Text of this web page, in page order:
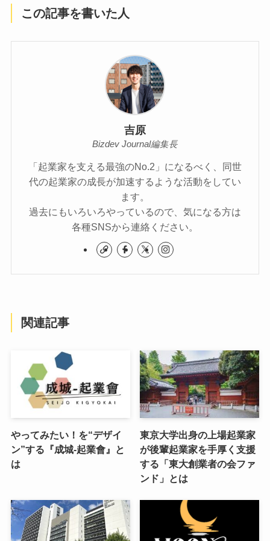
この記事を書いた人
吉原
Bizdev Journal編集長
「起業家を支える最強のNo.2」になるべく、同世
代の起業家の成長が加速するような活動をしてい
ます。
過去にもいろいろやっているので、気になる方は
各種SNSから連絡ください。
関連記事
やってみたい！を“デザイ
ン”する『成城-起業會』と
は
東京大学出身の上場起業家
が後輩起業家を手厚く支援
する「東大創業者の会ファ
ンド」とは